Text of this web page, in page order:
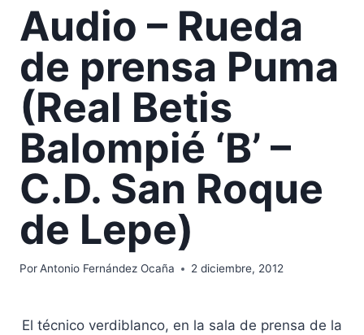
Audio – Rueda
de prensa Puma
(Real Betis
Balompié ‘B’ –
C.D. San Roque
de Lepe)
PorAntonio Fernández Ocaña 2 diciembre, 2012
El técnico verdiblanco, en la sala de prensa de la